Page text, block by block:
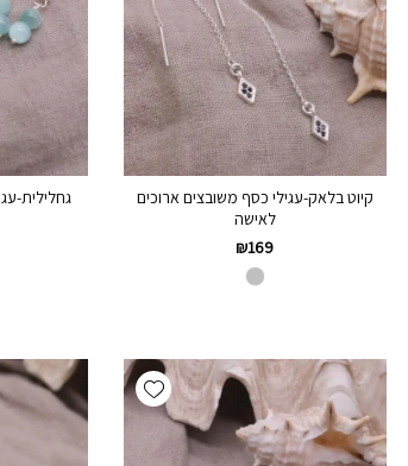
קיוט בלאק-עגילי כסף משובצים ארוכים
לאישה
₪169
גחלילית-
Add wishlist